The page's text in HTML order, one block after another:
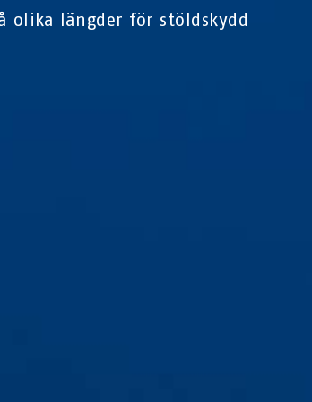
olika längder för stöldskydd